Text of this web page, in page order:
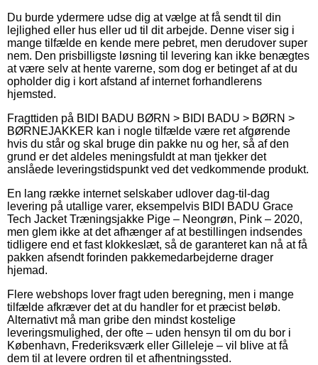
Du burde ydermere udse dig at vælge at få sendt til din
lejlighed eller hus eller ud til dit arbejde. Denne viser sig i
mange tilfælde en kende mere pebret, men derudover super
nem. Den prisbilligste løsning til levering kan ikke benægtes
at være selv at hente varerne, som dog er betinget af at du
opholder dig i kort afstand af internet forhandlerens
hjemsted.
Fragttiden på BIDI BADU BØRN > BIDI BADU > BØRN >
BØRNEJAKKER kan i nogle tilfælde være ret afgørende
hvis du står og skal bruge din pakke nu og her, så af den
grund er det aldeles meningsfuldt at man tjekker det
anslåede leveringstidspunkt ved det vedkommende produkt.
En lang række internet selskaber udlover dag-til-dag
levering på utallige varer, eksempelvis BIDI BADU Grace
Tech Jacket Træningsjakke Pige – Neongrøn, Pink – 2020,
men glem ikke at det afhænger af at bestillingen indsendes
tidligere end et fast klokkeslæt, så de garanteret kan nå at få
pakken afsendt forinden pakkemedarbejderne drager
hjemad.
Flere webshops lover fragt uden beregning, men i mange
tilfælde afkræver det at du handler for et præcist beløb.
Alternativt må man gribe den mindst kostelige
leveringsmulighed, der ofte – uden hensyn til om du bor i
København, Frederiksværk eller Gilleleje – vil blive at få
dem til at levere ordren til et afhentningssted.